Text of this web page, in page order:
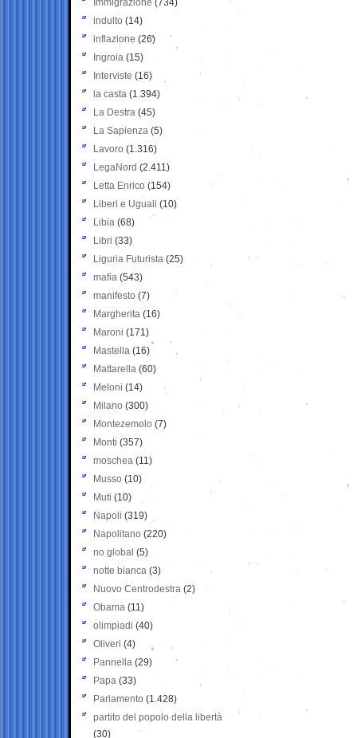
Immigrazione (734)
indulto (14)
inflazione (26)
Ingroia (15)
Interviste (16)
la casta (1.394)
La Destra (45)
La Sapienza (5)
Lavoro (1.316)
LegaNord (2.411)
Letta Enrico (154)
Liberi e Uguali (10)
Libia (68)
Libri (33)
Liguria Futurista (25)
mafia (543)
manifesto (7)
Margherita (16)
Maroni (171)
Mastella (16)
Mattarella (60)
Meloni (14)
Milano (300)
Montezemolo (7)
Monti (357)
moschea (11)
Musso (10)
Muti (10)
Napoli (319)
Napolitano (220)
no global (5)
notte bianca (3)
Nuovo Centrodestra (2)
Obama (11)
olimpiadi (40)
Oliveri (4)
Pannella (29)
Papa (33)
Parlamento (1.428)
partito del popolo della libertà
(30)